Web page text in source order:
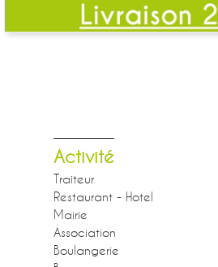
Activité
Traiteur
Restaurant - Hotel
Mairie
Association
Boulangerie